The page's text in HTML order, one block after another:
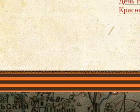
Общественные объединения Проекты